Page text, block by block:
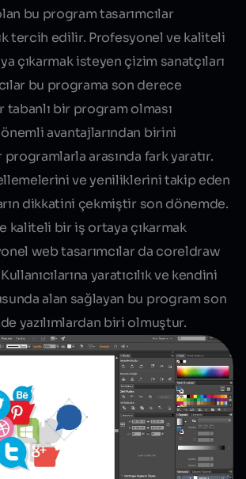
bu program tasarımcılar
tercih edilir. Profesyonel ve kaliteli
çıkarmak isteyen çizim sanatçıları
bu programa son derece
tabanlı bir program olması
avantajlarından birini
arasında fark yaratır.
ve yeniliklerini takip eden
dikkatini çekmiştir son dönemde.
kaliteli bir iş ortaya çıkarmak
web tasarımcılar da coreldraw
yaratıcılık ve kendini
alan sağlayan bu program son
yazılımlardan biri olmuştur.